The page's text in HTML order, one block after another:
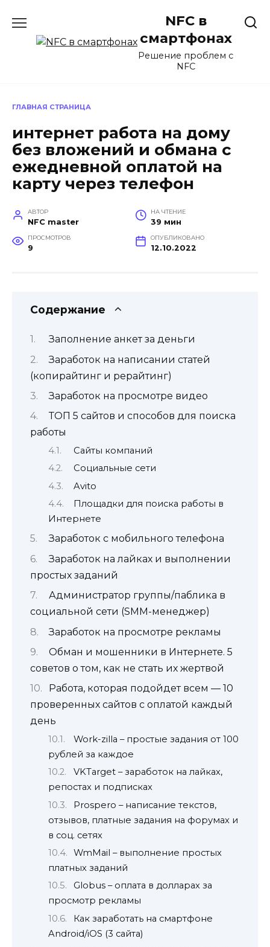
содержанию
NFC в
смартфонах
Решение проблем с
NFC
ГЛАВНАЯ СТРАНИЦА
интернет работа на дому
без вложений и обмана с
ежедневной оплатой на
карту через телефон
АВТОР
NFC master
НА ЧТЕНИЕ
39 мин
ПРОСМОТРОВ
9
ОПУБЛИКОВАНО
12.10.2022
Содержание
Заполнение анкет за деньги
Заработок на написании статей
(копирайтинг и рерайтинг)
Заработок на просмотре видео
ТОП 5 сайтов и способов для поиска
работы
Сайты компаний
Социальные сети
Avito
Площадки для поиска работы в
Интернете
Заработок с мобильного телефона
Заработок на лайках и выполнении
простых заданий
Администратор группы/паблика в
социальной сети (SMM-менеджер)
Заработок на просмотре рекламы
Обман и мошенники в Интернете. 5
советов о том, как не стать их жертвой
Работа, которая подойдет всем — 10
проверенных сайтов с оплатой каждый
день
Work-zilla – простые задания от 100
рублей за каждое
VKTarget – заработок на лайках,
репостах и подписках
Prospero – написание текстов,
отзывов, платные задания на форумах и
в соц. сетях
WmMail – выполнение простых
платных заданий
Globus – оплата в долларах за
просмотр рекламы
Как заработать на смартфоне
Android/iOS (3 сайта)